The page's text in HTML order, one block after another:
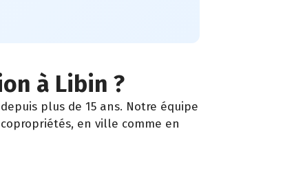
à Libin ?
plus de 15 ans. Notre équipe
en ville comme en